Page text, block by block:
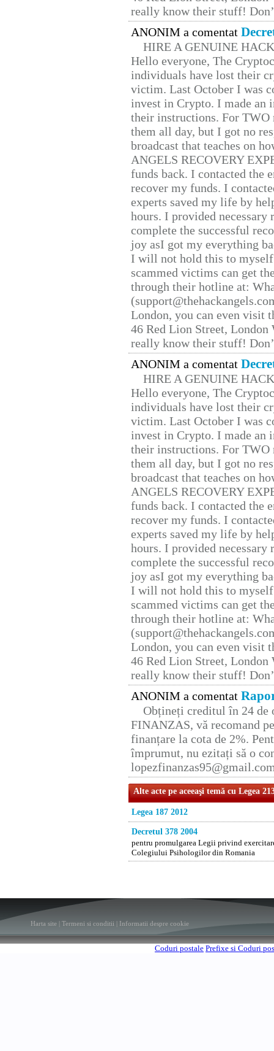
really know their stuff!
ANONIM a comentat
HIRE A GENUINE
Hello everyone, The
individuals have lost their
victim. Last October I was
invest in Crypto. I made
their instructions. For TWO
them all day, but I got no
broadcast that teaches on
ANGELS RECOVERY
funds back. I contacted the
recover my funds. I
experts saved my life by
hours. I provided
complete the successful
joy asI got my everything
I will not hold this to
scammed victims can get
through their hotline at:
London, you can even visit
46 Red Lion Street, London
really know their stuff!
ANONIM a comentat
HIRE A GENUINE
Hello everyone, The
individuals have lost their
victim. Last October I was
invest in Crypto. I made
their instructions. For TWO
them all day, but I got no
broadcast that teaches on
ANGELS RECOVERY
funds back. I contacted the
recover my funds. I
experts saved my life by
hours. I provided
complete the successful
joy asI got my everything
I will not hold this to
scammed victims can get
through their hotline at:
London, you can even visit
46 Red Lion Street, London
really know their stuff!
ANONIM a comentat
Obțineți creditul în 24 de
FINANZAS, vă recomand
finanțare la cota de 2%.
împrumut, nu ezitați să o
Alte acte pe aceeaşi temă cu Legea
Legea 187 2012
Decretul 378 2004
pentru promulgarea Legii privind
Colegiului Psihologilor din Romania
Harta site Termeni si conditii Informatii despre cookie
Coduri postale Prefixe si Coduri